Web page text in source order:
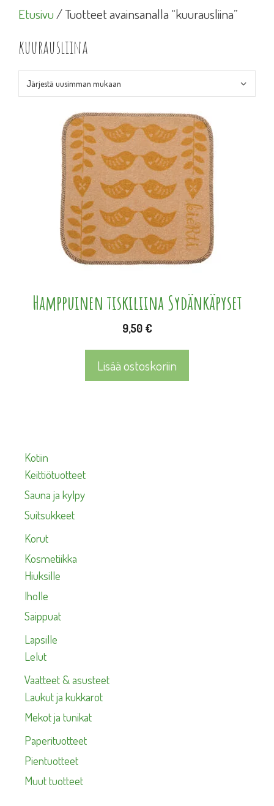
Etusivu/ Tuotteet avainsanalla “kuurausliina”
kuurausliina
Hamppuinen tiskiliina Sydänkäpyset
9,50 €
Lisää ostoskoriin
Kotiin
Keittiötuotteet
Sauna ja kylpy
Suitsukkeet
Korut
Kosmetiikka
Hiuksille
Iholle
Saippuat
Lapsille
Lelut
Vaatteet & asusteet
Laukut ja kukkarot
Mekot ja tunikat
Paperituotteet
Pientuotteet
Muut tuotteet